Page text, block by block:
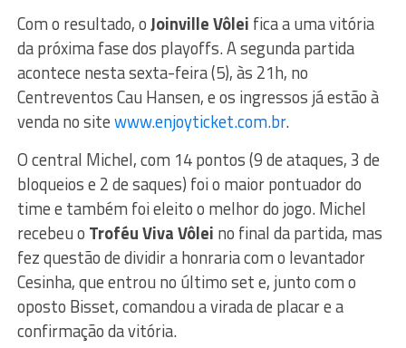
Com o resultado, oJoinville Vôlei fica a uma vitória
da próxima fase dos playoffs. A segunda partida
acontece nesta sexta-feira (5), às 21h, no
Centreventos Cau Hansen, e os ingressos já estão à
venda no sitewww.enjoyticket.com.br.
O central Michel, com 14 pontos (9 de ataques, 3 de
bloqueios e 2 de saques) foi o maior pontuador do
time e também foi eleito o melhor do jogo. Michel
recebeu o Troféu Viva Vôlei no final da partida, mas
fez questão de dividir a honraria com o levantador
Cesinha, que entrou no último set e, junto com o
oposto Bisset, comandou a virada de placar e a
confirmação da vitória.